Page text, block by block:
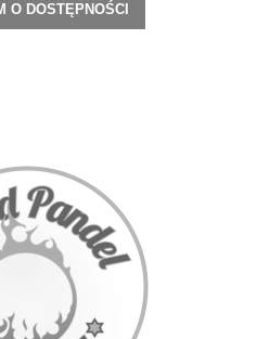
O DOSTĘPNOŚCI